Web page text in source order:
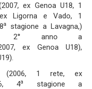
ex Genoa U18, 1
Ligorna e Vado, 1
a
stagione a Lavagna,)
2° anno a
ex Genoa U18),
(2006, 1 rete, ex
4a
stagione a